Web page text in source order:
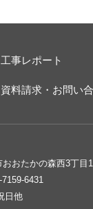
工事レポート
資料請求・お問い
おたかの森西3丁目
6431
日他